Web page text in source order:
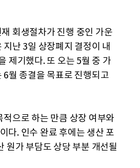
회생절차가 진행 중인 가운
난 3일 상장폐지 결정이 내
제기했다. 또 오는 5월 중 가
월 종결을 목표로 진행되고
으로 하는 만큼 상장 여부와
다. 인수 완료 후에는 생산 포
원가 부담도 상당 부분 개선될